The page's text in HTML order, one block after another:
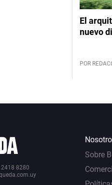
El
nuevo
POR
8280
Sobre